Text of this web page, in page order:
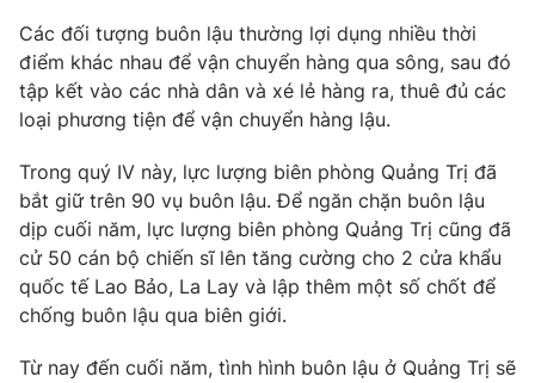
Giải sao mai
Làm đẹp
Chất lượng cuộc sống
Tuyển sinh
Học trực tuyến
Công nghệ
Hitech Công nghệ tương lai
Sản phẩm
Thị trường
Tư vấn
Lịch phát sóng
Chuyên mục khác
Các đối tượng buôn lậu thường lợi dụng nhiều thời
điểm khác nhau để vận chuyển hàng qua sông, sau đó
tập kết vào các nhà dân và xé lẻ hàng ra, thuê đủ các
loại phương tiện để vận chuyển hàng lậu.
Trong quý IV này, lực lượng biên phòng Quảng Trị đã
bắt giữ trên 90 vụ buôn lậu. Để ngăn chặn buôn lậu
dịp cuối năm, lực lượng biên phòng Quảng Trị cũng đã
cử 50 cán bộ chiến sĩ lên tăng cường cho 2 cửa khẩu
quốc tế Lao Bảo, La Lay và lập thêm một số chốt để
chống buôn lậu qua biên giới.
Từ nay đến cuối năm, tình hình buôn lậu ở Quảng Trị sẽ